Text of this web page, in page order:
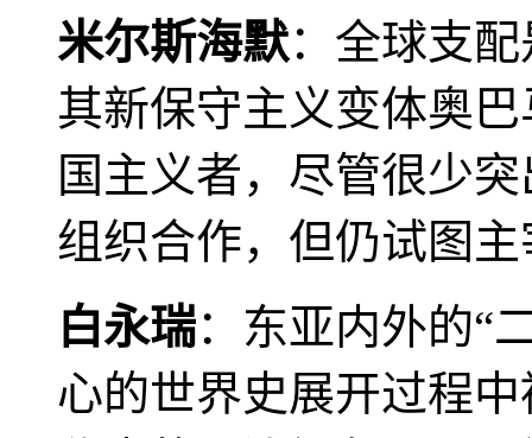
米尔斯海默：全球支
其新保守主义变体奥
国主义者，尽管很少
组织合作，但仍试图
白永瑞：东亚内外的“
心的世界史展开过程